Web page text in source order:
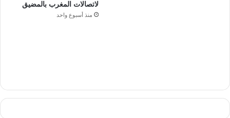
لاتصالات المغرب بالمضيق
منذ أسبوع واحد